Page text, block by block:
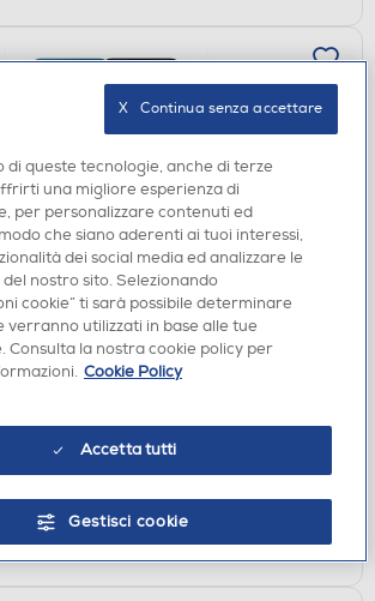
SIM
Smartphone MOTO G57-PANTONE
disponibile
verifica
di queste tecnologie, anche di terze
una migliore esperienza di
per personalizzare contenuti ed
che siano aderenti ai tuoi interessi,
dei social media ed analizzare le
nostro sito. Selezionando
cookie” ti sarà possibile determinare
verranno utilizzati in base alle tue
Consulta la nostra cookie policy per
Cookie Policy
Accetta tutti
Gestisci cookie
X   Continua senza accettare